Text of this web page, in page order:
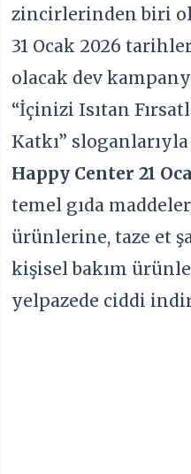
zincirlerinden biri
31 Ocak 2026
olacak dev
“İçinizi Isıtan
Katkı”
Happy Center 21
temel gıda
ürünlerine, taze et
kişisel bakım
yelpazede ciddi